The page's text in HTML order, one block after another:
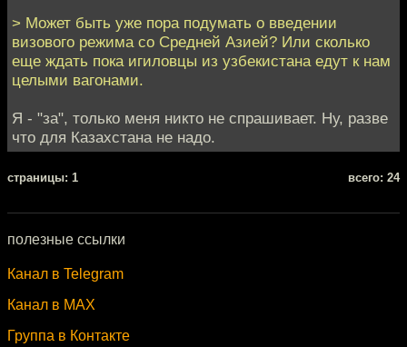
> Может быть уже пора подумать о введении
визового режима со Средней Азией? Или сколько
еще ждать пока игиловцы из узбекистана едут к нам
целыми вагонами.
Я - "за", только меня никто не спрашивает. Ну, разве
что для Казахстана не надо.
cтраницы: 1 всего: 24
полезные ссылки
Канал в Telegram
Канал в MAX
Группа в Контакте